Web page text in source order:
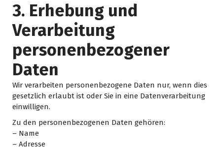
3. Erhebung und
Verarbeitung
personenbezogener
Daten
Wir verarbeiten personenbezogene Daten nur, wenn dies
gesetzlich erlaubt ist oder Sie in eine Datenverarbeitung
einwilligen.
Zu den personenbezogenen Daten gehören:
– Name
– Adresse